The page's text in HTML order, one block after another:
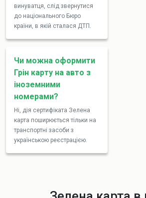
винуватця, слід звернутися
до національного Бюро
країни, в якій сталася ДТП.
Чи можна оформити
Грін карту на авто з
іноземними
номерами?
Ні, дія сертифіката Зелена
карта поширюється тільки на
транспортні засоби з
українською реєстрацією.